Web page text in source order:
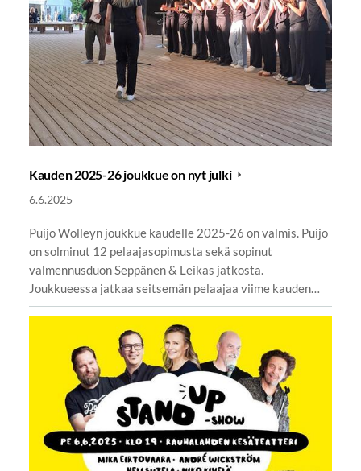
Kauden 2025-26 joukkue on nyt julki
6.6.2025
Puijo Wolleyn joukkue kaudelle 2025-26 on valmis. Puijo
on solminut 12 pelaajasopimusta sekä sopinut
valmennusduon Seppänen & Leikas jatkosta.
Joukkueessa jatkaa seitsemän pelaajaa viime kauden…